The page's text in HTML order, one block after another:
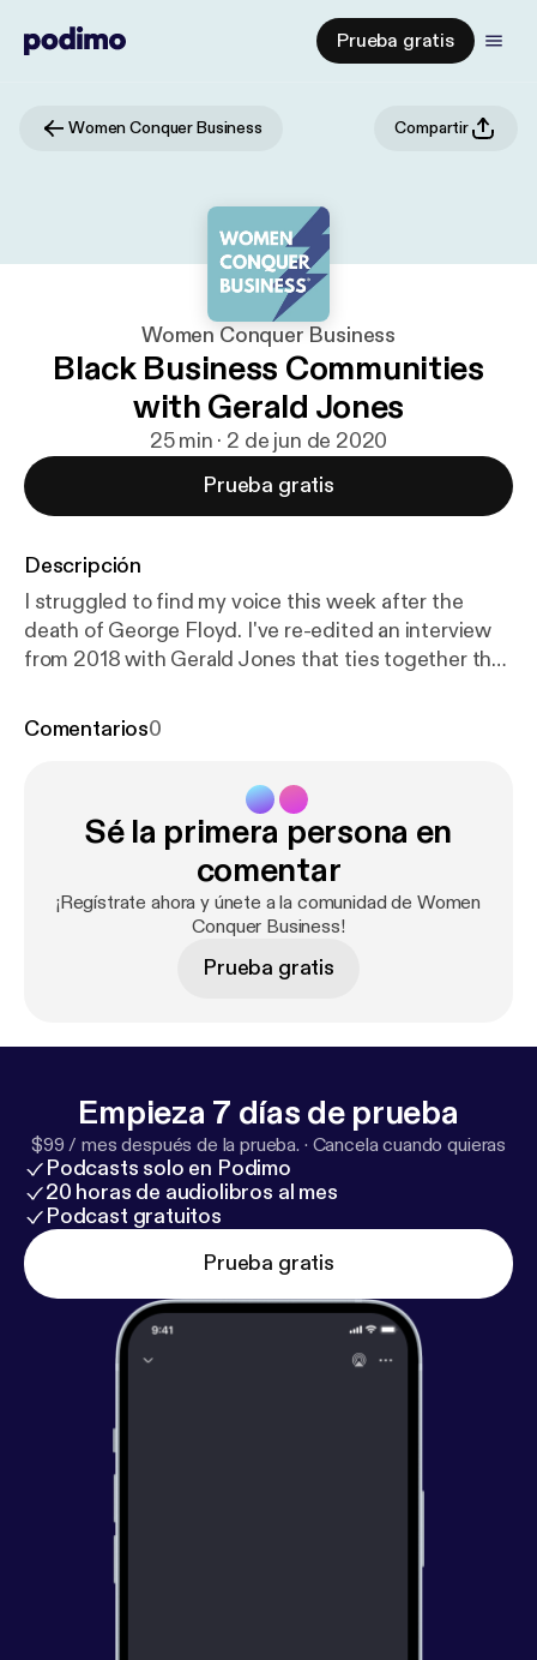
Prueba gratis
Women Conquer Business Compartir
Women Conquer Business
Black Business Communities
with Gerald Jones
25 min · 2 de jun de 2020
Prueba gratis
Descripción
I struggled to find my voice this week after the
death of George Floyd. I've re-edited an interview
from 2018 with Gerald Jones that ties together the
what we need to do to change the future. Support
Comentarios0
Sé la primera persona en
comentar
¡Regístrate ahora y únete a la comunidad de Women
Conquer Business!
Prueba gratis
Empieza 7 días de prueba
$99 / mes después de la prueba. · Cancela cuando quieras
Podcasts solo en Podimo
20 horas de audiolibros al mes
Podcast gratuitos
Prueba gratis